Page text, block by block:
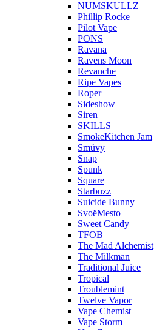
NUMSKULLZ
Phillip Rocke
Pilot Vape
PONS
Ravana
Ravens Moon
Revanche
Ripe Vapes
Roper
Sideshow
Siren
SKILLS
SmokeKitchen Jam
Smüvy
Snap
Spunk
Square
Starbuzz
Suicide Bunny
SvoёMesto
Sweet Candy
TFOB
The Mad Alchemist
The Milkman
Traditional Juice
Tropical
Troublemint
Twelve Vapor
Vape Chemist
Vape Storm